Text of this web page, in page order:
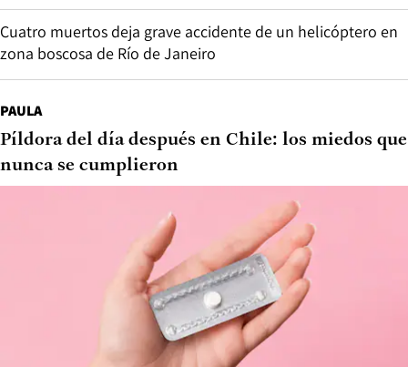
Cuatro muertos deja grave accidente de un helicóptero en
zona boscosa de Río de Janeiro
PAULA
Píldora del día después en Chile: los miedos que
nunca se cumplieron